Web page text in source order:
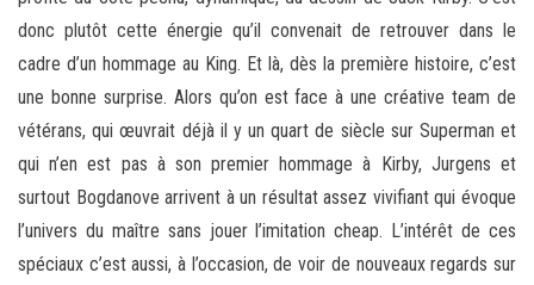
donc plutôt cette énergie qu’il convenait de retrouver dans le
cadre d’un hommage au King. Et là, dès la première histoire, c’est
une bonne surprise. Alors qu’on est face à une créative team de
vétérans, qui œuvrait déjà il y un quart de siècle sur Superman et
qui n’en est pas à son premier hommage à Kirby, Jurgens et
surtout Bogdanove arrivent à un résultat assez vivifiant qui évoque
l’univers du maître sans jouer l’imitation cheap. L’intérêt de ces
spéciaux c’est aussi, à l’occasion, de voir de nouveaux regards sur